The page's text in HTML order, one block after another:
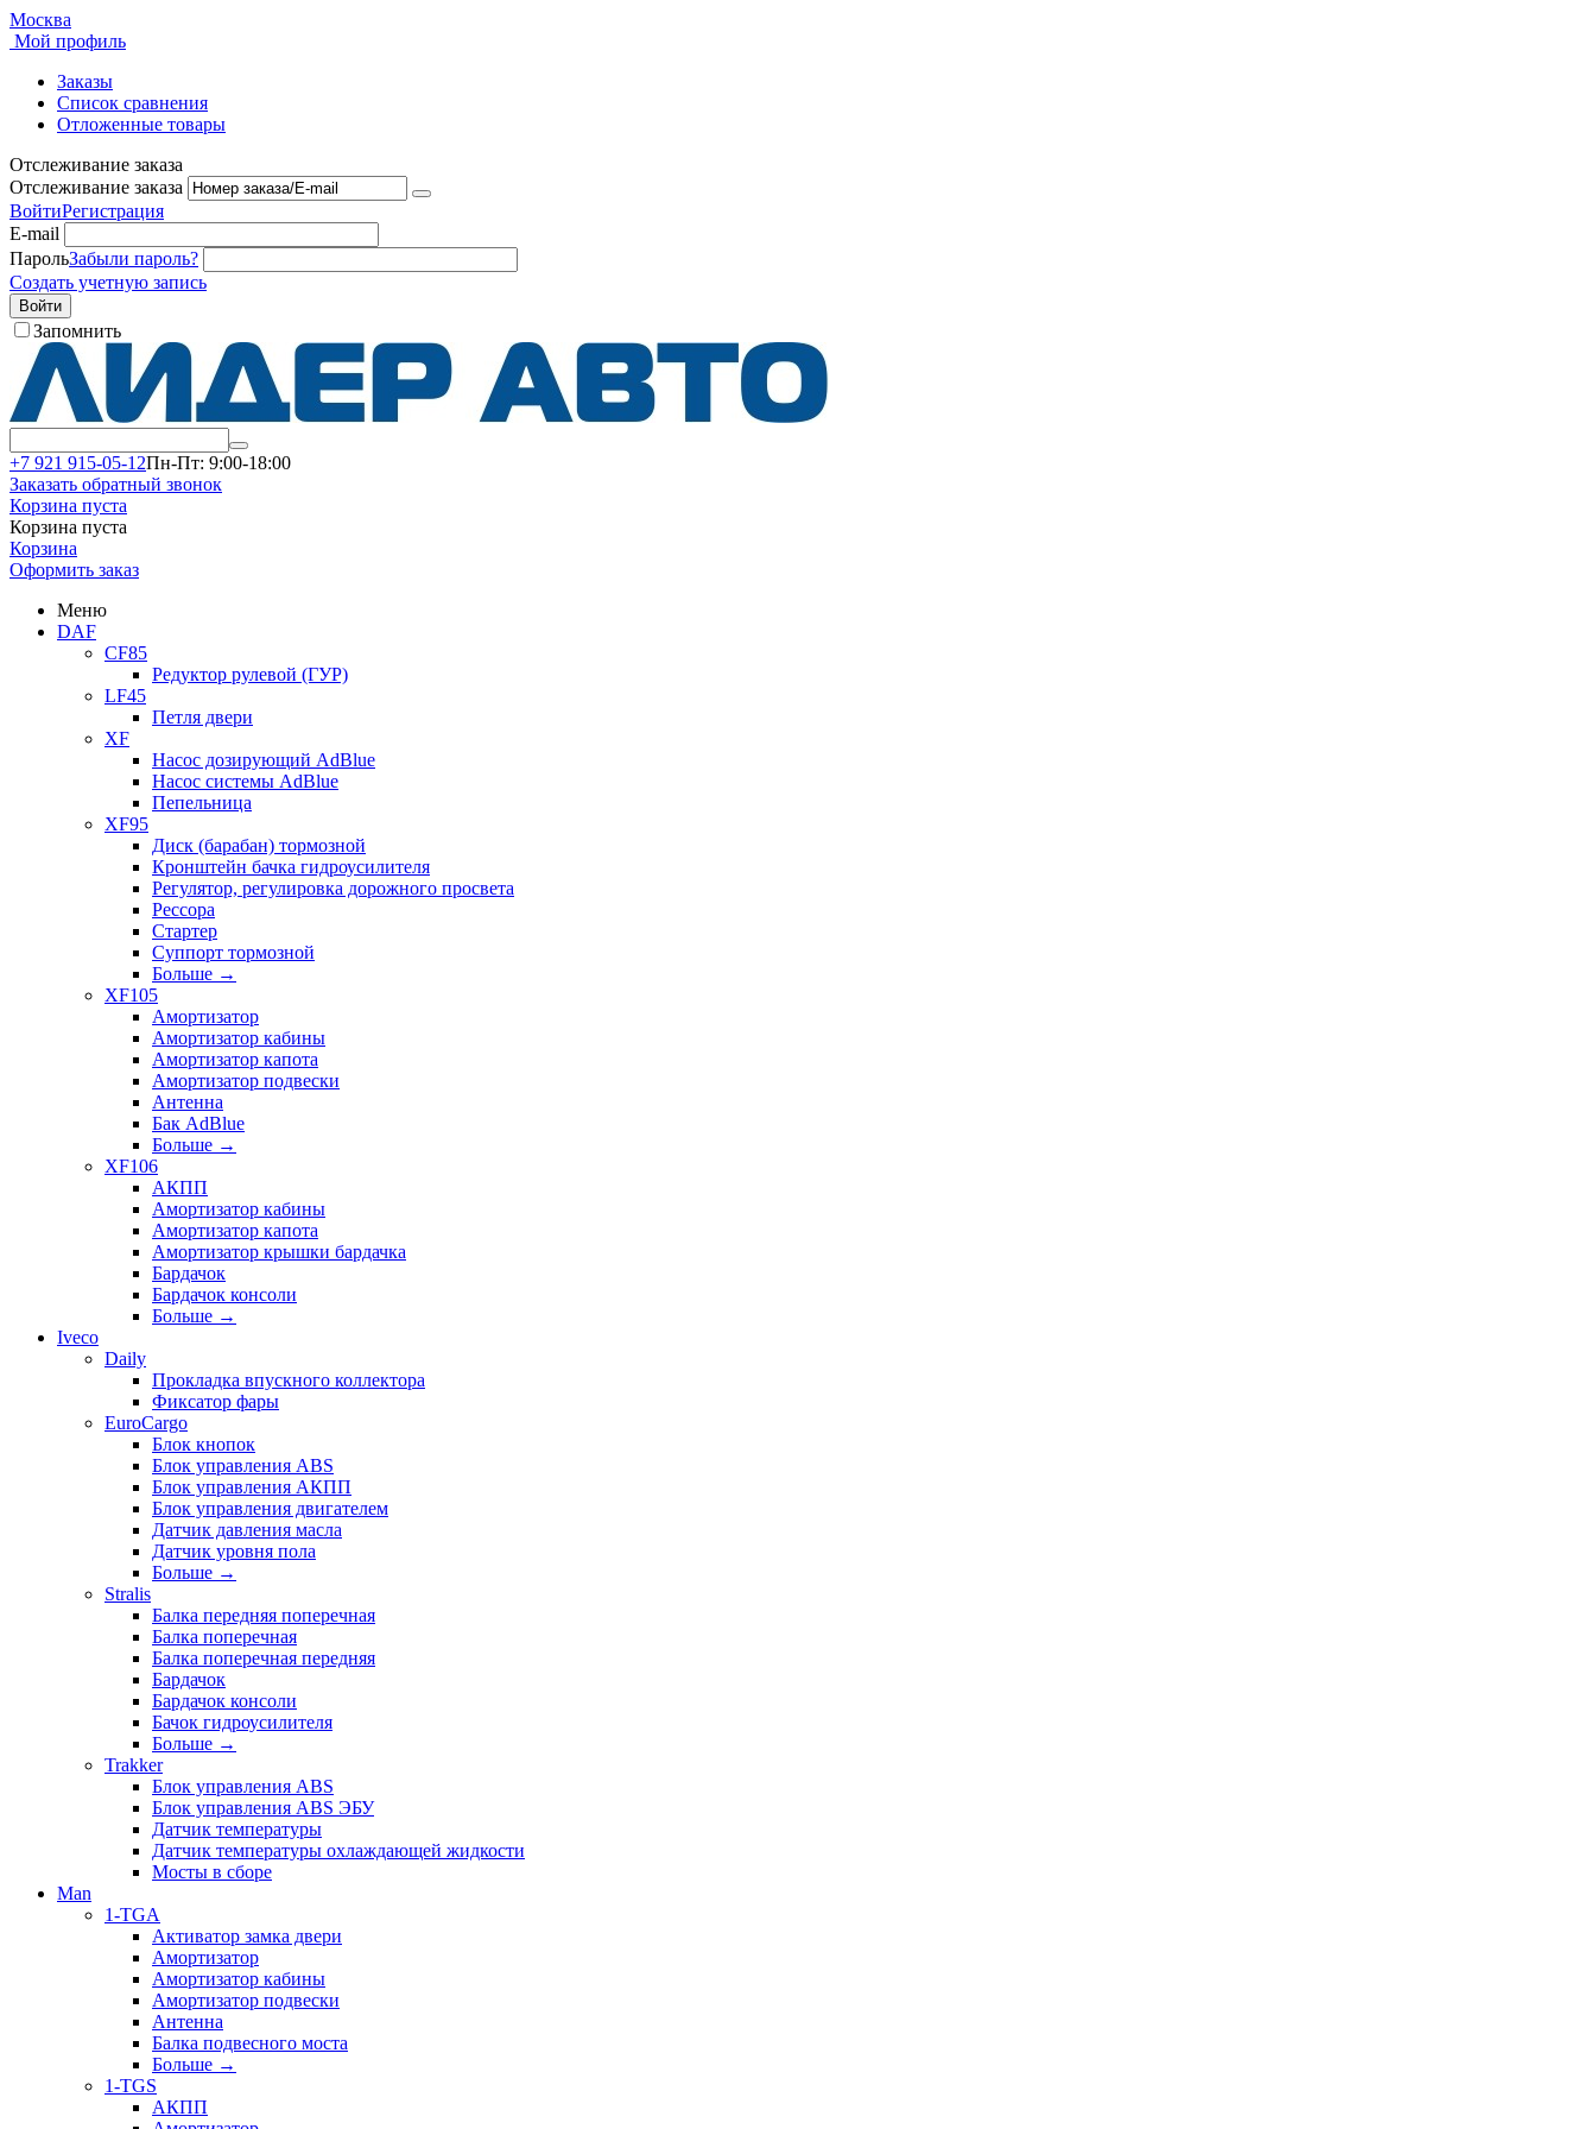
Москва
Мой профиль
Заказы
Список сравнения
Отложенные товары
Отслеживание заказа
Отслеживание заказа
ВойтиРегистрация
E-mail
ПарольЗабыли пароль?
Создать учетную запись
Войти
Запомнить
+7 921 915-05-12Пн-Пт: 9:00-18:00
Заказать обратный звонок
Корзина пуста
Корзина пуста
Корзина
Оформить заказ
Меню
DAF
CF85
Редуктор рулевой (ГУР)
LF45
Петля двери
XF
Насос дозирующий AdBlue
Насос системы AdBlue
Пепельница
XF95
Диск (барабан) тормозной
Кронштейн бачка гидроусилителя
Регулятор, регулировка дорожного просвета
Рессора
Стартер
Суппорт тормозной
Больше →
XF105
Амортизатор
Амортизатор кабины
Амортизатор капота
Амортизатор подвески
Антенна
Бак AdBlue
Больше →
XF106
АКПП
Амортизатор кабины
Амортизатор капота
Амортизатор крышки бардачка
Бардачок
Бардачок консоли
Больше →
Iveco
Daily
Прокладка впускного коллектора
Фиксатор фары
EuroCargo
Блок кнопок
Блок управления ABS
Блок управления АКПП
Блок управления двигателем
Датчик давления масла
Датчик уровня пола
Больше →
Stralis
Балка передняя поперечная
Балка поперечная
Балка поперечная передняя
Бардачок
Бардачок консоли
Бачок гидроусилителя
Больше →
Trakker
Блок управления ABS
Блок управления ABS ЭБУ
Датчик температуры
Датчик температуры охлаждающей жидкости
Мосты в сборе
Man
1-TGA
Активатор замка двери
Амортизатор
Амортизатор кабины
Амортизатор подвески
Антенна
Балка подвесного моста
Больше →
1-TGS
АКПП